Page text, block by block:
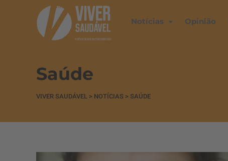
Notícias Opinião
Saúde
VIVER SAUDÁVEL > NOTÍCIAS > SAÚDE